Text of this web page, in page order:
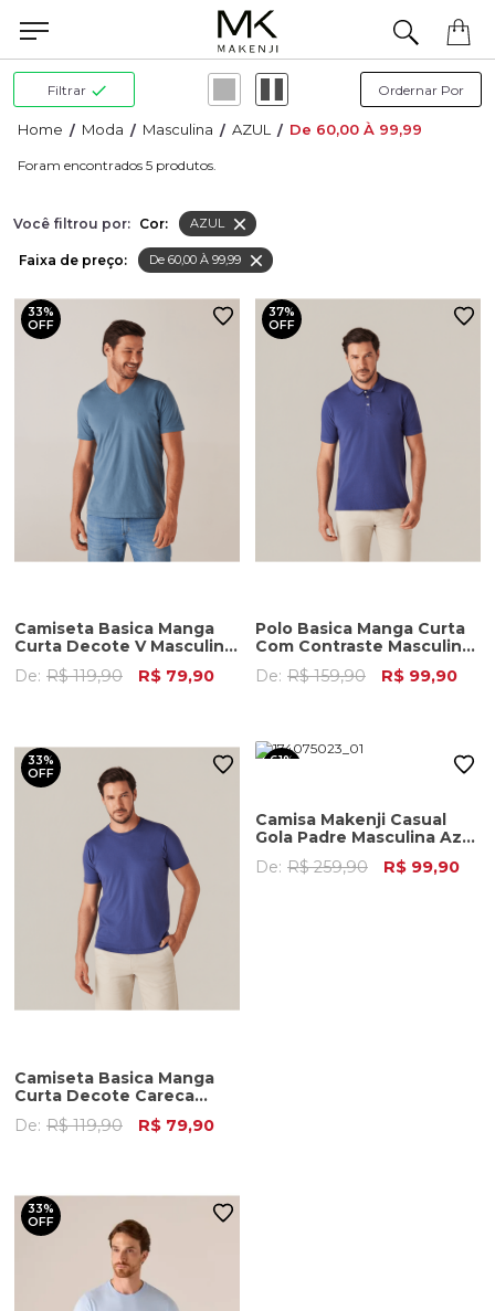
Filtrar
Moda Masculina AZUL De 60,00 À 99,99
5
Você filtrou por: Cor: AZUL
Faixa de preço: De 60,00 À 99,99
33%
OFF
Camiseta Basica Manga
Curta Decote V Masculina
Azul Carbono
De: R$ 119,90 R$ 79,90
37%
OFF
Polo Basica Manga Curta
Com Contraste Masculina
Azul Cobalto
De: R$ 159,90 R$ 99,90
33%
OFF
Camiseta Basica Manga
Curta Decote Careca
Masculina Azul Cobalto
De: R$ 119,90 R$ 79,90
61%
Camisa Makenji Casual
Gola Padre Masculina Azul
De: R$ 259,90 R$ 99,90
33%
OFF